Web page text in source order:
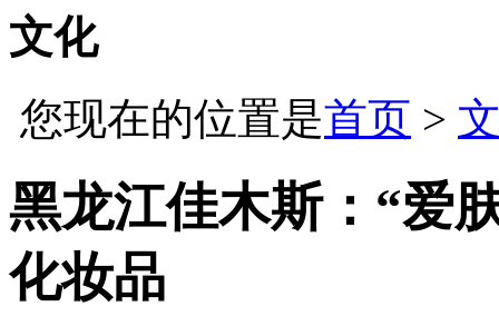
文化
您现在的位置是首页 >
黑龙江佳木斯：“爱
化妆品